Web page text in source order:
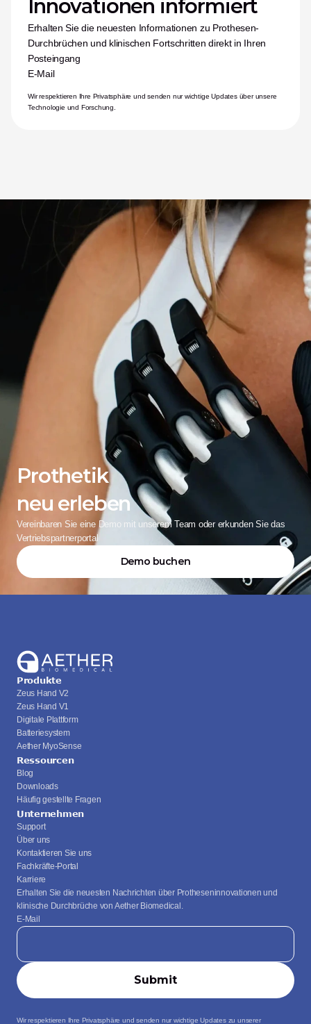
Innovationen informiert
Erhalten Sie die neuesten Informationen zu Prothesen-
Durchbrüchen und klinischen Fortschritten direkt in Ihren
Posteingang
E-Mail
Wir respektieren Ihre Privatsphäre und senden nur wichtige Updates über unsere
Technologie und Forschung.
Prothetik
neu erleben
Vereinbaren Sie eine Demo mit unserem Team oder erkunden Sie das
Vertriebspartnerportal
Demo buchen
Produkte
Zeus Hand V2
Zeus Hand V1
Digitale Plattform
Batteriesystem
Aether MyoSense
Ressourcen
Blog
Downloads
Häufig gestellte Fragen
Unternehmen
Support
Über uns
Kontaktieren Sie uns
Fachkräfte-Portal
Karriere
Erhalten Sie die neuesten Nachrichten über Protheseninnovationen und
klinische Durchbrüche von Aether Biomedical.
E-Mail
Wir respektieren Ihre Privatsphäre und senden nur wichtige Updates zu unserer